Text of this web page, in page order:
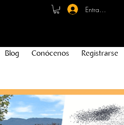
Entrar - Registro
Blog Conócenos Registrarse